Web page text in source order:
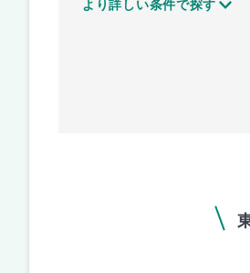
より詳しい条件で探す